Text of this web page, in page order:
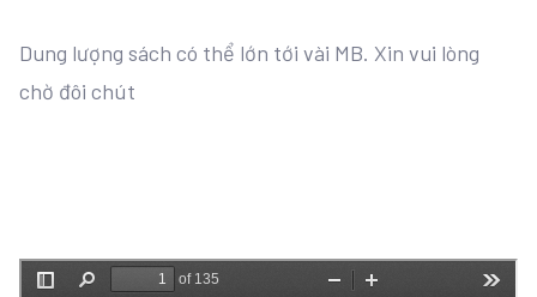
Dung lượng sách có thể lớn tới vài MB. Xin vui lòng
chờ đôi chút